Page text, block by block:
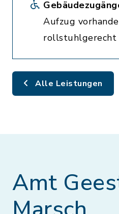
Aufzug
rollstuhlgerecht
Alle Leistungen
Amt